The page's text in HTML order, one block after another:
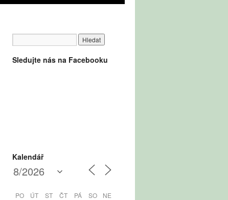
Sledujte nás na Facebooku
Kalendář
PO ÚT ST ČT PÁ SO NE